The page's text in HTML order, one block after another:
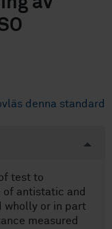
denna standard
test to
antistatic and
wholly or in part
measured